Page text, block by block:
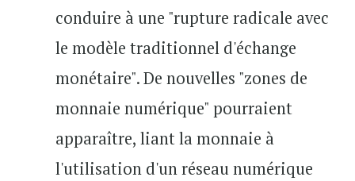
conduire à une "rupture radicale avec
le modèle traditionnel d'échange
monétaire". De nouvelles "zones de
monnaie numérique" pourraient
apparaître, liant la monnaie à
l'utilisation d'un réseau numérique